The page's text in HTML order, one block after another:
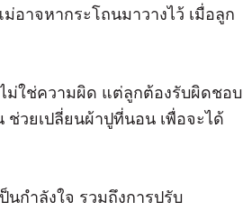
าจหากระโถนมาวางไว้ เมื่อลูก
ม่ใช่ความผิด แต่ลูกต้องรับผิดชอบ
วยเปลี่ยนผ้าปูที่นอน เพื่อจะได้
นกำลังใจ รวมถึงการปรับ